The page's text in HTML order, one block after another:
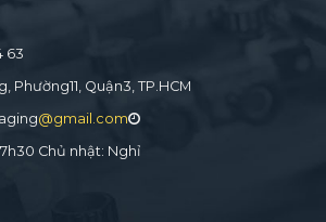
63
Phường11, Quận3, TP.HCM
@gmail.com
Chủ nhật: Nghỉ